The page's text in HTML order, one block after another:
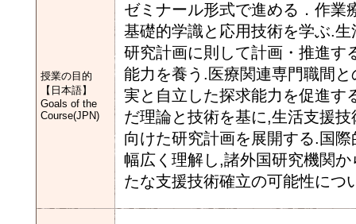
授業の目的
【日本語】
Goals of the
Course(JPN)
ゼミナール形式で進める．作業
基礎的学識と応用技術を学ぶ.
研究計画に則して計画・推進す
能力を養う.医療関連専門職間
実と自立した探求能力を促進す
だ理論と技術を基に,生活支援
向けた研究計画を展開する.国
幅広く理解し,諸外国研究機関
たな支援技術確立の可能性につ